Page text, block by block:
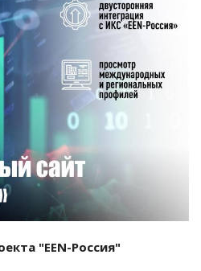
проект
"EEN-Россия"